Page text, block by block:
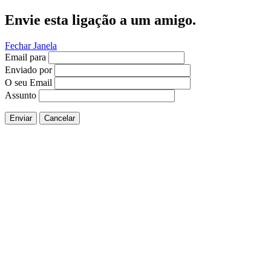
Envie esta ligação a um amigo.
Fechar Janela
Email para
Enviado por
O seu Email
Assunto
Enviar Cancelar